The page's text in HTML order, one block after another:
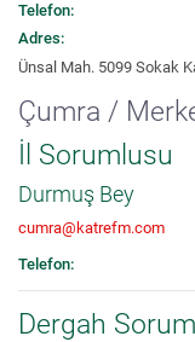
Telefon:
Adres:
Ünsal Mah. 5099 Sokak
Çumra /
İl Sorumlusu
Durmuş Bey
cumra@katrefm.com
Telefon:
Dergah